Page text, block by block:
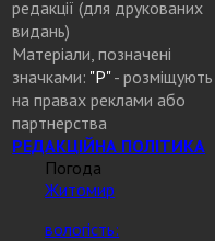
редакції (для друкованих
видань)
Матеріали, позначені
значками: "Р"- розміщують
на правах реклами або
партнерства
РЕДАКЦІЙНА ПОЛІТИКА
Погода
Житомир
вологість: